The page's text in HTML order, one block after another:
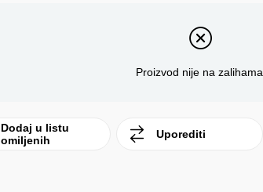
Proizvod nije na zalihama.
Dodaj u listu
omiljenih
Uporediti